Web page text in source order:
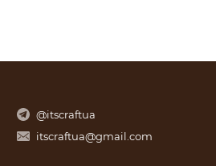
@itscraftua
itscraftua@gmail.com